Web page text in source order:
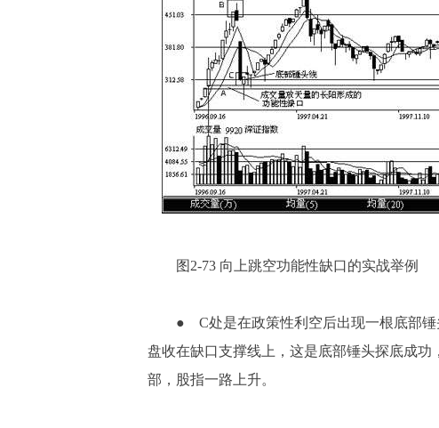
图2-73 向上跳空功能性缺口的实战举例
● C处是在政策性利空后出现一根底部锤
盘收在缺口支撑线上，这是底部锤头探底成
部，股指一路上升。